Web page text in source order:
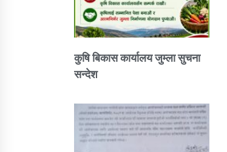
कुषि बिकास कार्यालय जुम्ला सुचना
सन्देश